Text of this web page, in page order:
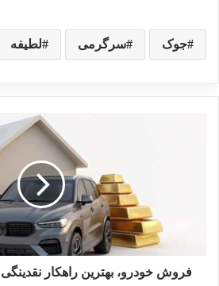
جوک سرگرمی لطیفه
فروش خودرو، بهترین راهکار